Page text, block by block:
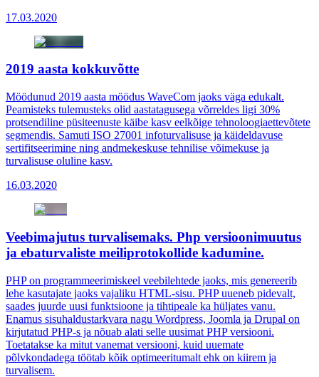
17.03.2020
2019 aasta kokkuvõtte
Möödunud 2019 aasta möödus WaveCom jaoks väga edukalt.
Peamisteks tulemusteks olid aastatagusega võrreldes ligi 30%
protsendiline püsiteenuste käibe kasv eelkõige tehnoloogiaettevõtete
segmendis. Samuti ISO 27001 infoturvalisuse ja käideldavuse
sertifitseerimine ning andmekeskuse tehnilise võimekuse ja
turvalisuse oluline kasv.
16.03.2020
Veebimajutus turvalisemaks. Php versioonimuutus
ja ebaturvaliste meiliprotokollide kadumine.
PHP on programmeerimiskeel veebilehtede jaoks, mis genereerib
lehe kasutajate jaoks vajaliku HTML-sisu. PHP uueneb pidevalt,
saades juurde uusi funktsioone ja tihtipeale ka hüljates vanu.
Enamus sisuhaldustarkvara nagu Wordpress, Joomla ja Drupal on
kirjutatud PHP-s ja nõuab alati selle uusimat PHP versiooni.
Toetatakse ka mitut vanemat versiooni, kuid uuemate
põlvkondadega töötab kõik optimeeritumalt ehk on kiirem ja
turvalisem.